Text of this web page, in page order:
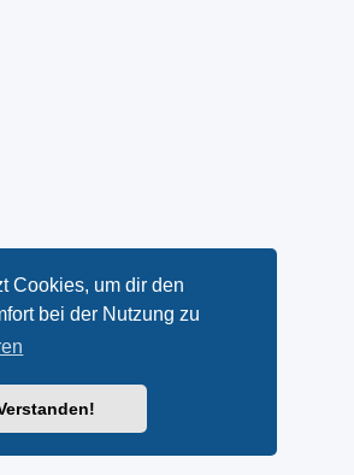
Cookies, um dir den
bei der Nutzung zu